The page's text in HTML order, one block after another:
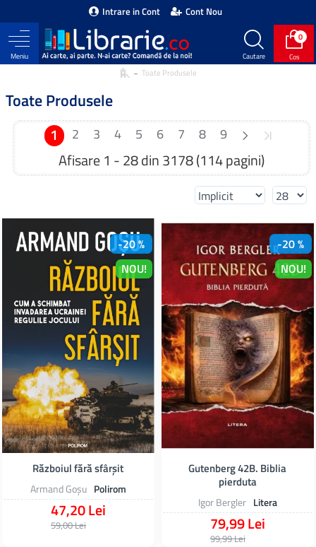
Intrare in Cont Cont Nou
0
Toate Produsele
Toate Produsele
1 2 3 4 5 6 7 8 9
Afisare 1 - 28 din 3178 (114 pagini)
NOU!
-20 %
Armand Goșu Polirom
Războiul fără sfârşit
47,20 Lei
59,00 Lei
NOU!
-20 %
Igor Bergler Litera
Gutenberg 42B. Biblia
pierduta
79,99 Lei
99,99 Lei